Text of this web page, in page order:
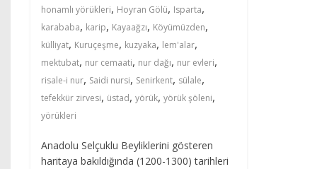
honamlı yörükleri, Hoyran Gölü, Isparta,
karababa, karip, Kayaağzı, Köyümüzden,
külliyat, Kuruçeşme, kuzyaka, lem'alar,
mektubat, nur cemaati, nur dağı, nur evleri,
risale-i nur, Saidi nursi, Senirkent, sülale,
tefekkür zirvesi, üstad,yörük,yörük şöleni,
yörükleri
Anadolu Selçuklu Beyliklerini gösteren
haritaya bakıldığında (1200-1300) tarihleri